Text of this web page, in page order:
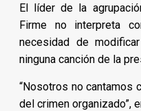
El líder de la
Firme no interpreta
necesidad de
ninguna canción de la
“Nosotros no cantamos
del crimen organizado”,